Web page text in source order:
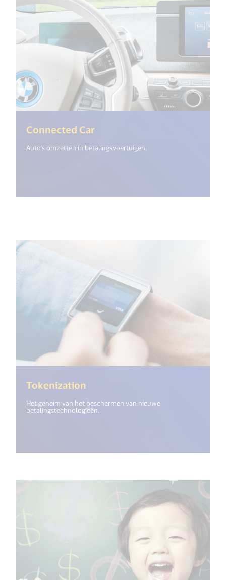
Connected Car
Auto's omzetten in betalingsvoertuigen.
Tokenization
Het geheim van het beschermen van nieuwe
betalingstechnologieën.